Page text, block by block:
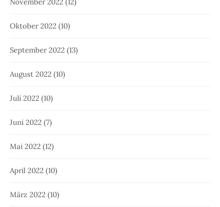
Oktober 2022 (10)
September 2022 (13)
August 2022 (10)
Juli 2022 (10)
Juni 2022 (7)
Mai 2022 (12)
April 2022 (10)
März 2022 (10)